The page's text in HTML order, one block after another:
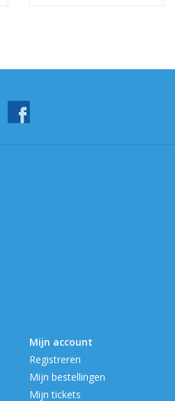
Mijn account
Registreren
Mijn bestellingen
Mijn tickets